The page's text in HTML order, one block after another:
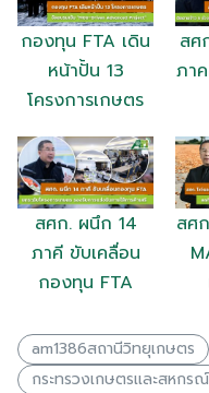
กองทุน FTA เดิน
หน้าปั้น 13
โครงการเกษตร
สศ
ภา
สศก. ผนึก 14
ภาคี ขับเคลื่อน
กองทุน FTA
สศ
am1386สถานีวิทยุเกษตร
กระทรวงเกษตรเเละสหกรณ์